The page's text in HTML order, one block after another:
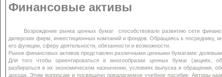
Финансовые активы
Возрождение рынка ценных бумаг способствовало развитию сети
дилерских фирм, инвестиционных компаний и фондов. Обращаясь к посреднику,
его функции, сферу деятельности, обязанности и возможности.
Рынок финансовых активов представлен различными ценными бумагами:
Для того чтобы ориентироваться в многообразии ценных бумаг (акциях,
разбираться в их экономическом назначении, условиях выпуска и обращения,
дохода. Этим вопросам и посвящено предлагаемое учебное пособие. Авторы